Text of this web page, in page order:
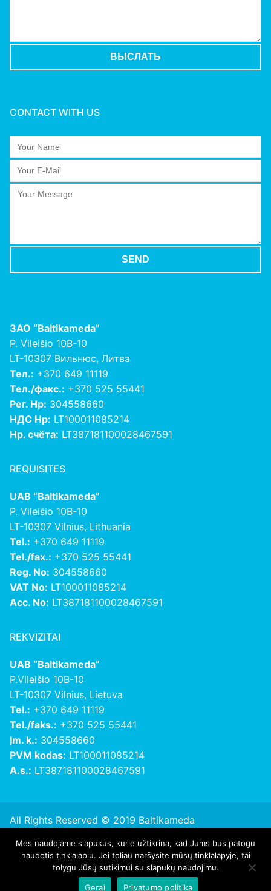
CONTACT WITH US
ЗАО “Baltikameda”
P. Vileišio 10B-10
LT-10307 Вильнюс, Литва
Тел.: +370 649 11119
Тел./факс.: +370 525 55441
Рег. Нр: 304558660
НДС Нр: LT100011085214
Нр. счёта: LT387181100028467591
REQUISITES
UAB “Baltikameda”
P. Vileišio 10B-10
LT-10307 Vilnius, Lithuania
Tel.: +370 649 11119
Tel./fax.: +370 525 55441
Reg. No: 304558660
VAT No: LT100011085214
Acc. No: LT387181100028467591
REKVIZITAI
UAB “Baltikameda”
P.Vileišio 10B-10
LT-10307 Vilnius, Lietuva
Tel.: +370 649 11119
Tel./faks.: +370 525 55441
Įm. k.: 304558660
PVM kodas: LT100011085214
A.s.: LT387181100028467591
All Rights Reserved © 2019 Baltikameda
Privatumo politika
Mes naudojame slapukus, kurie užtikrina, kad Jums bus patogu
naudotis tinklalapiu. Jei toliau naršysite mūsų tinklalapyje, tai
tolygu Jūsų sutikimui su slapukų naudojimu.
Gerai Privatumo politika